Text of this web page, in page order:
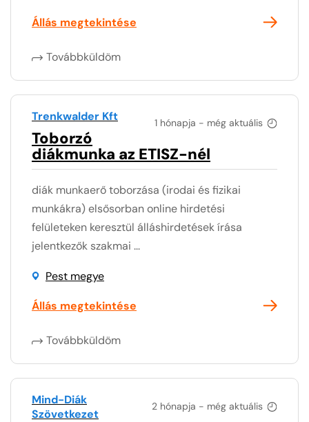
Állás megtekintése
Továbbküldöm
1 hónapja - még aktuális
Trenkwalder Kft
Toborzó
diákmunka az ETISZ-nél
diák munkaerő toborzása (irodai és fizikai
munkákra) elsősorban online hirdetési
felületeken keresztül álláshirdetések írása
jelentkezők szakmai ...
Pest megye
Állás megtekintése
Továbbküldöm
2 hónapja - még aktuális
Mind-Diák
Szövetkezet